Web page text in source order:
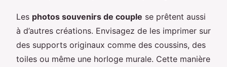
Les photos souvenirs de couple se prêtent aussi
à d’autres créations. Envisagez de les imprimer sur
des supports originaux comme des coussins, des
toiles ou même une horloge murale. Cette manière